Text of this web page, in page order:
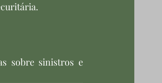
sobre sinistros e